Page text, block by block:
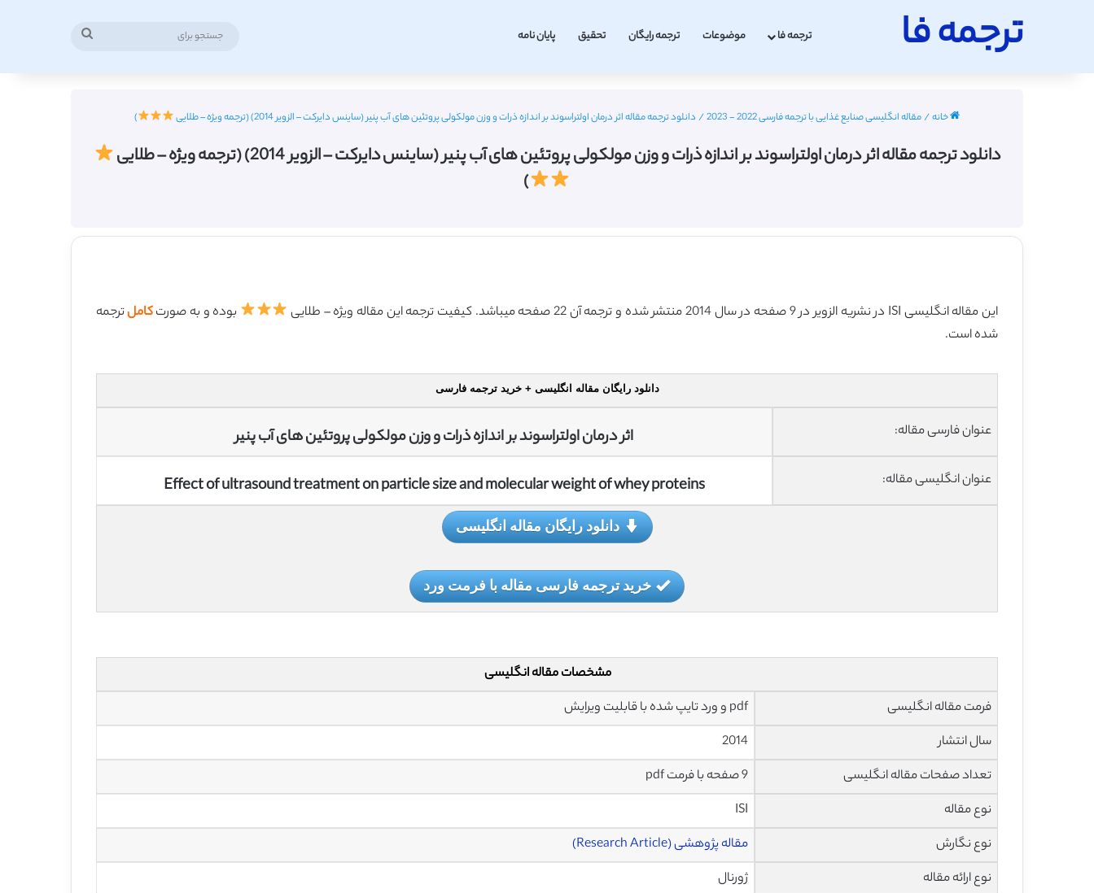
ترجمه فا ترجمه فا موضوعات ترجمه رایگان تحقیق پایان نامه
خانه/مقاله انگلیسی صنایع غذایی با ترجمه فارسی 2022 - 2023 / دانلود ترجمه مقاله اثر درمان اولتراسوند بر اندازه ذرات و وزن مولکولی پروتئین های آب پنیر (ساینس دایرکت – الزویر 2014) (ترجمه ویژه – طلایی )
دانلود ترجمه مقاله اثر درمان اولتراسوند بر اندازه ذرات و وزن مولکولی پروتئین های آب پنیر (ساینس دایرکت – الزویر 2014) (ترجمه ویژه – طلایی
)
این مقاله انگلیسی ISI در نشریه الزویر در 9 صفحه در سال 2014 منتشر شده و ترجمه آن 22 صفحه میباشد. کیفیت ترجمه این مقاله ویژه – طلایی بوده و به صورتکاملترجمه
شده است.
دانلود رایگان مقاله انگلیسی + خرید ترجمه فارسی
عنوان فارسی مقاله: اثر درمان اولتراسوند بر اندازه ذرات و وزن مولکولی پروتئین های آب پنیر
عنوان انگلیسی مقاله: Effect of ultrasound treatment on particle size and molecular weight of whey proteins
دانلود رایگان مقاله انگلیسی
خرید ترجمه فارسی مقاله با فرمت ورد
مشخصات مقاله انگلیسی
فرمت مقاله انگلیسی
pdf و ورد تایپ شده با قابلیت ویرایش
سال انتشار
2014
تعداد صفحات مقاله انگلیسی
9 صفحه با فرمت pdf
نوع مقاله
ISI
نوع نگارش
مقاله پژوهشی (Research Article)
نوع ارائه مقاله
ژورنال